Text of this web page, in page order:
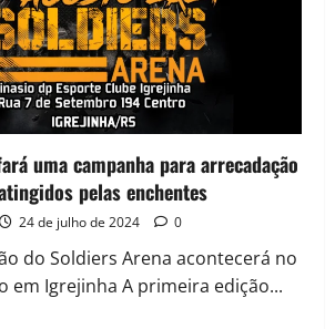
uma campanha para arrecadação
pelas enchentes
24 de julho de 2024 0
do Soldiers Arena acontecerá no
em Igrejinha A primeira edição...